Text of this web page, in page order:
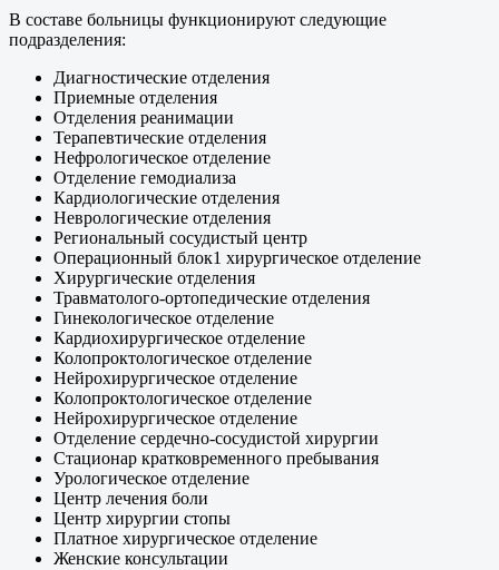
В составе больницы функционируют следующие
подразделения:
Диагностические отделения
Приемные отделения
Отделения реанимации
Терапевтические отделения
Нефрологическое отделение
Отделение гемодиализа
Кардиологические отделения
Неврологические отделения
Региональный сосудистый центр
Операционный блок1 хирургическое отделение
Хирургические отделения
Травматолого-ортопедические отделения
Гинекологическое отделение
Кардиохирургическое отделение
Колопроктологическое отделение
Нейрохирургическое отделение
Колопроктологическое отделение
Нейрохирургическое отделение
Отделение сердечно-сосудистой хирургии
Стационар кратковременного пребывания
Урологическое отделение
Центр лечения боли
Центр хирургии стопы
Платное хирургическое отделение
Женские консультации